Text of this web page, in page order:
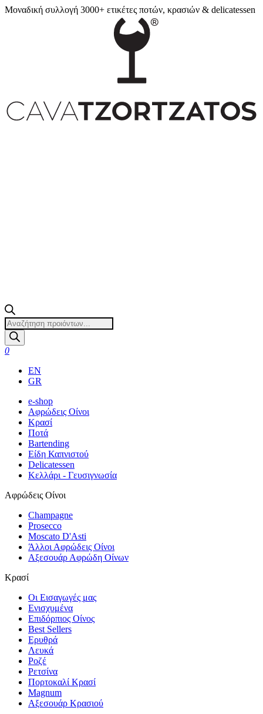
Μοναδική συλλογή 3000+ ετικέτες ποτών, κρασιών & delicatessen
Products
search
0
EN
GR
e-shop
Αφρώδεις Οίνοι
Κρασί
Ποτά
Bartending
Είδη Καπνιστού
Delicatessen
Κελλάρι - Γευσιγνωσία
Αφρώδεις Οίνοι
Champagne
Prosecco
Moscato D'Asti
Άλλοι Αφρώδεις Οίνοι
Αξεσουάρ Αφρώδη Οίνων
Κρασί
Οι Εισαγωγές μας
Ενισχυμένα
Επιδόρπιος Οίνος
Best Sellers
Ερυθρά
Λευκά
Ροζέ
Ρετσίνα
Πορτοκαλί Κρασί
Magnum
Αξεσουάρ Κρασιού